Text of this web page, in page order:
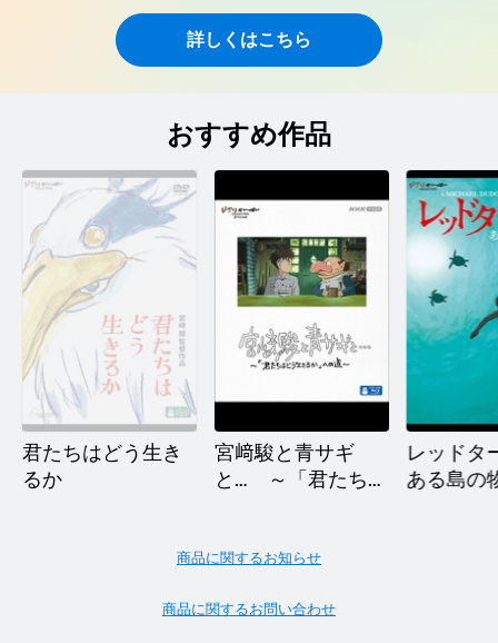
詳しくはこちら
おすすめ作品
君たちはどう生き
るか
宮﨑駿と青サギ
と… ～「君たちは
レッド
ある島の
商品に関するお知らせ
商品に関するお問い合わせ